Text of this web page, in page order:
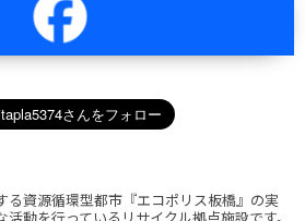
る資源循環型都市『エコポリス板橋』の実